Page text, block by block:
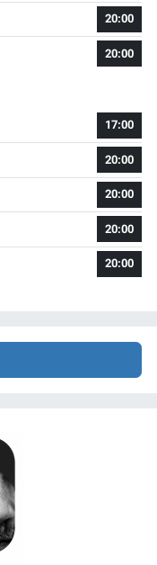
20:00
20:00
17:00
20:00
20:00
20:00
20:00